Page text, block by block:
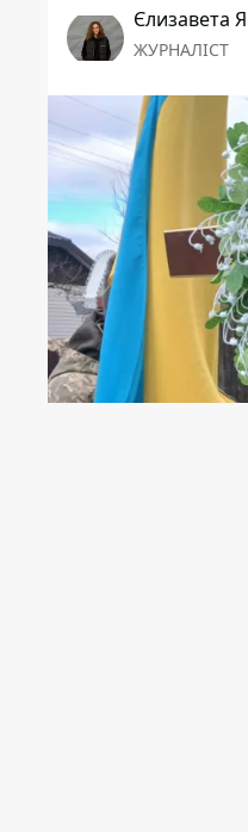
Єлизавета
ЖУРНАЛІСТ